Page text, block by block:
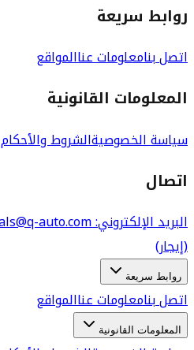
روابط سريعة
اتصل بنامعلومات عناالمواقع
المعلومات القانونية
سياسة الخصوصيةالشروط والأحكام
اتصال
البريد الإلكتروني: rentals@q-auto.com
(إيجار)
روابط سريعة
اتصل بنامعلومات عناالمواقع
المعلومات القانونية